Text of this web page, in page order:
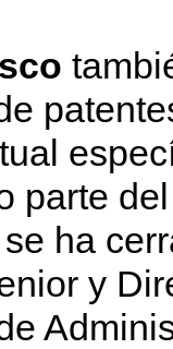
parte
ha
y